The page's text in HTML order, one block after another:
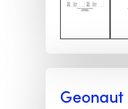
Geonaut